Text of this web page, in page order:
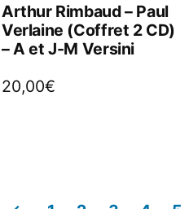
Arthur Rimbaud – Paul
Verlaine (Coffret 2 CD)
– A et J-M Versini
20,00€